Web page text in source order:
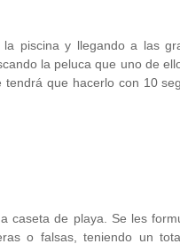
piscina y llegando a las
la peluca que uno de
que hacerlo con 10
caseta de playa. Se les
o falsas, teniendo un